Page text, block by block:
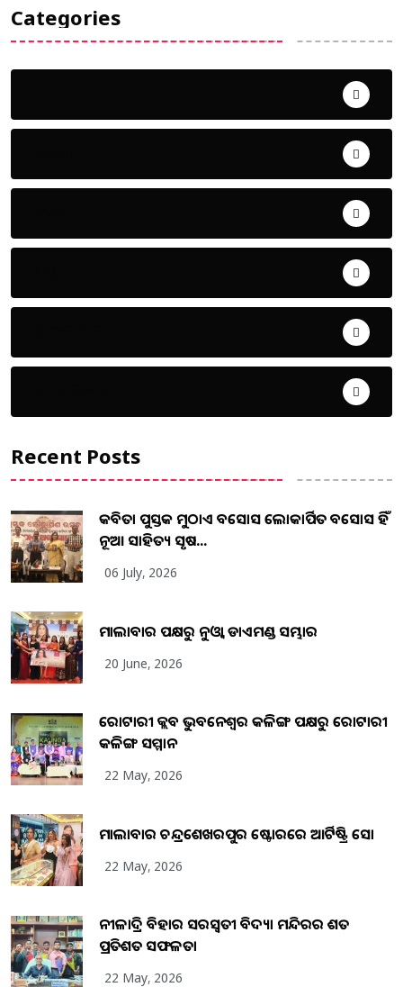
Categories
Recent Posts
କବିତା ପୁସ୍ତକ ମୁଠାଏ ଅବସୋସ ଲୋକାର୍ପିତ ଅବସୋସ ହିଁ
ନୂଆ ସାହିତ୍ୟ ସୃଷ...
06 July, 2026
ମାଲାବାର ପକ୍ଷରୁ ନୁଓ୍ବା ଡାଏମଣ୍ଡ ସମ୍ଭାର
20 June, 2026
ରୋଟାରୀ କ୍ଲବ ଭୁବନେଶ୍ୱର କଳିଙ୍ଗ ପକ୍ଷରୁ ରୋଟାରୀ
କଳିଙ୍ଗ ସମ୍ମାନ
22 May, 2026
ମାଲାବାର ଚନ୍ଦ୍ରଶେଖରପୁର ଷ୍ଟୋରରେ ଆର୍ଟିଷ୍ଟ୍ରି ସୋ
22 May, 2026
ନୀଳାଦ୍ରି ବିହାର ସରସ୍ୱତୀ ବିଦ୍ୟା ମନ୍ଦିରର ଶତ
ପ୍ରତିଶତ ସଫଳତା
22 May, 2026